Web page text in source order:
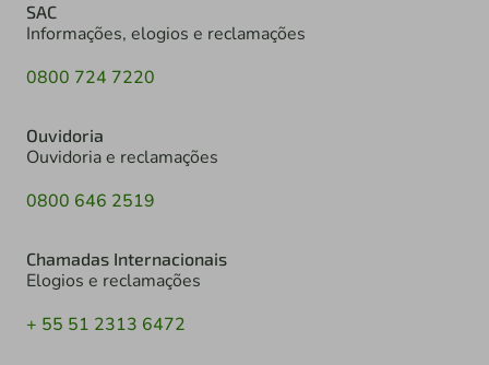
SAC
Informações, elogios e reclamações
0800 724 7220
Ouvidoria
Ouvidoria e reclamações
0800 646 2519
Chamadas Internacionais
Elogios e reclamações
+ 55 51 2313 6472